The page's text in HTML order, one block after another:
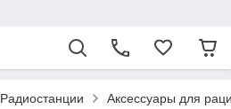
Радиостанции Аксессуары для